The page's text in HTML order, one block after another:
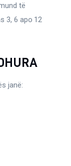
të
3, 6 apo 12
janë: